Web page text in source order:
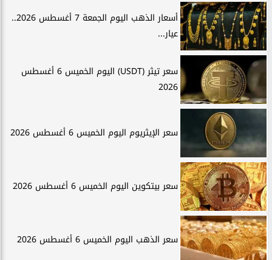
أسعار الذهب اليوم الجمعة 7 أغسطس 2026..
عيار...
سعر تيثر (USDT) اليوم الخميس 6 أغسطس
2026
سعر الإيثريوم اليوم الخميس 6 أغسطس 2026
سعر بيتكوين اليوم الخميس 6 أغسطس 2026
سعر الذهب اليوم الخميس 6 أغسطس 2026